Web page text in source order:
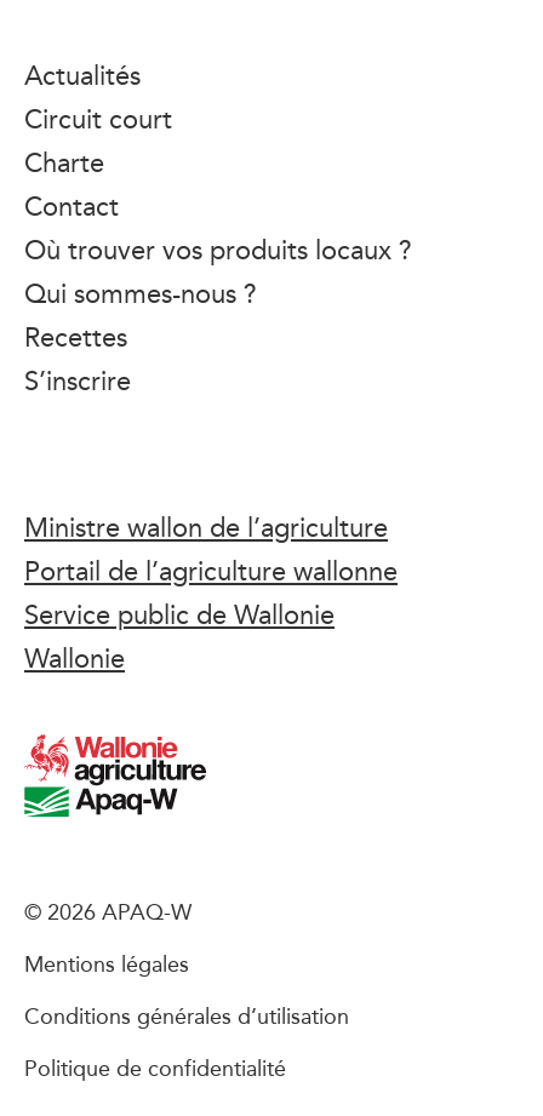
Actualités
Circuit court
Charte
Contact
Où trouver vos produits locaux ?
Qui sommes-nous ?
Recettes
S’inscrire
Ministre wallon de l’agriculture
Portail de l’agriculture wallonne
Service public de Wallonie
Wallonie
© 2026 APAQ-W
Mentions légales
Conditions générales d’utilisation
Politique de confidentialité